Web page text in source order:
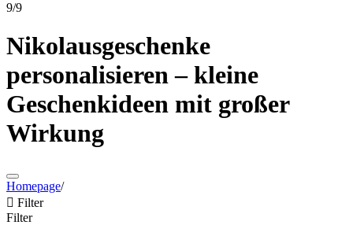
9/9
Nikolausgeschenke
personalisieren – kleine
Geschenkideen mit großer
Wirkung
Homepage/
 Filter
Filter